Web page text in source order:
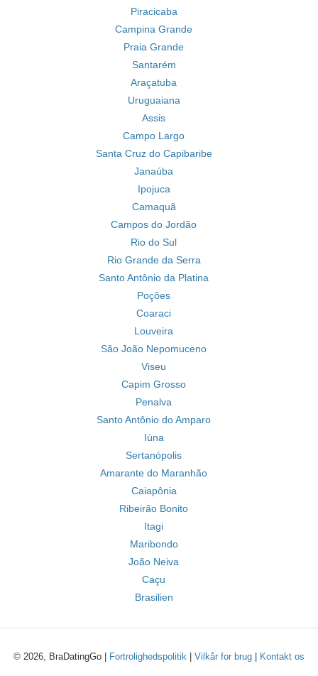
Piracicaba
Campina Grande
Praia Grande
Santarém
Araçatuba
Uruguaiana
Assis
Campo Largo
Santa Cruz do Capibaribe
Janaúba
Ipojuca
Camaquã
Campos do Jordão
Rio do Sul
Rio Grande da Serra
Santo Antônio da Platina
Poções
Coaraci
Louveira
São João Nepomuceno
Viseu
Capim Grosso
Penalva
Santo Antônio do Amparo
Iúna
Sertanópolis
Amarante do Maranhão
Caiapônia
Ribeirão Bonito
Itagi
Maribondo
João Neiva
Caçu
Brasilien
© 2026, BraDatingGo | Fortrolighedspolitik Vilkår for brug Kontakt os